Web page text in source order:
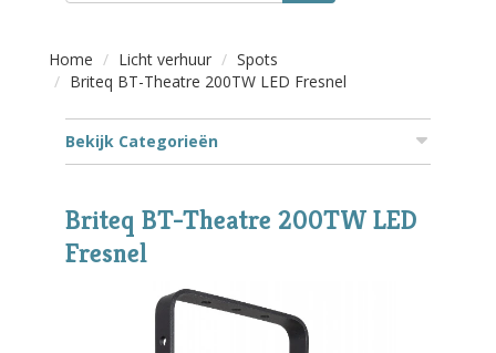
Home Licht verhuur
Spots
Briteq BT-Theatre 200TW LED Fresnel
Bekijk Categorieën
Briteq BT-Theatre 200TW LED
Fresnel